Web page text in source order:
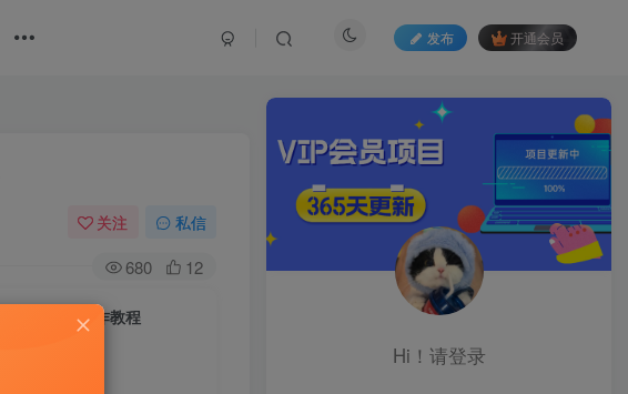
发布 开通会员
关注 私信
680 12
机端动画制作教程
Hi！请登录